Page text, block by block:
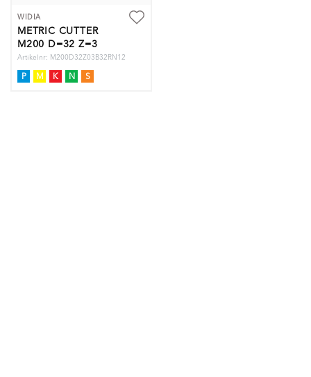
WIDIA
METRIC CUTTER
M200 D=32 Z=3
WELDON
Artikelnr: M200D32Z03B32RN12
P M K N S